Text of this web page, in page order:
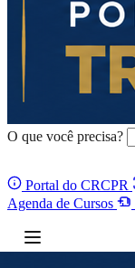
O que você precisa?
Portal do CRCPR
Agenda de Cursos